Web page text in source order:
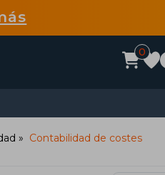
0
Contabilidad de costes